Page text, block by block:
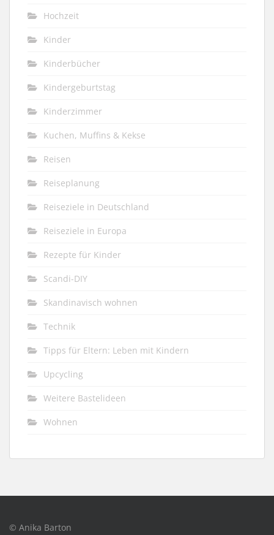
Hochzeit
Kinder
Kinderbücher
Kindergeburtstag
Kinderzimmer
Kuchen, Muffins & Kekse
Reisen
Reiseplanung
Reiseziele in Deutschland
Reiseziele in Europa
Rezepte für Kinder
Scandi-DIY
Skandinavisch wohnen
Technik
Tipps für Eltern: Leben mit Kindern
Upcycling
Weitere Bastelideen
Wohnen
© Anika Barton